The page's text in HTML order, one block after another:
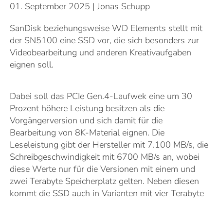
01. September 2025 | Jonas Schupp
SanDisk beziehungsweise WD Elements stellt mit
der SN5100 eine SSD vor, die sich besonders zur
Videobearbeitung und anderen Kreativaufgaben
eignen soll.
Dabei soll das PCIe Gen.4-Laufwek eine um 30
Prozent höhere Leistung besitzen als die
Vorgängerversion und sich damit für die
Bearbeitung von 8K-Material eignen. Die
Leseleistung gibt der Hersteller mit 7.100 MB/s, die
Schreibgeschwindigkeit mit 6700 MB/s an, wobei
diese Werte nur für die Versionen mit einem und
zwei Terabyte Speicherplatz gelten. Neben diesen
kommt die SSD auch in Varianten mit vier Terabyte